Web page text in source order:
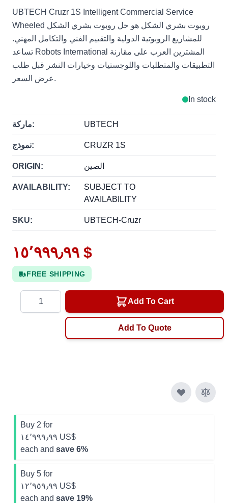
UBTECH Cruzr 1S Intelligent Commercial Service
Wheeled روبوت بشري الشكل هو حل روبوت بشري الشكل
للمشاريع الروبوتية الدولية والتقييم الفني والتكامل المهني.
تساعد Robots International المشترين العرب على مقارنة
التطبيقات والمتطلبات واللوجستيات وخيارات النشر قبل طلب
عرض السعر.
In stock
ماركة: UBTECH
نموذج: CRUZR 1S
ORIGIN: الصين
AVAILABILITY:
SUBJECT TO
AVAILABILITY
SKU: UBTECH-Cruzr
١٥٬٩٩٩٫٩٩ $
FREE SHIPPING
Add To Cart
Add To Quote
Buy 2 for
١٤٬٩٩٩٫٩٩ US$
each and save 6%
Buy 5 for
١٢٬٩٥٩٫٩٩ US$
each and save 19%